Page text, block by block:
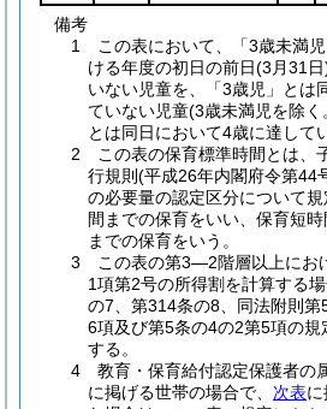
備考
1 この表において、「3歳未満
ける年度の初日の前日(3月31
いない児童を、「3歳児」とは
ていない児童(3歳未満児を除く
とは同日において4歳に達して
2 この表の保育標準時間とは、
行規則(平成26年内閣府令第44
の必要量の認定区分について
間までの保育をいい、保育短
までの保育をいう。
3 この表の第3―2階層以上にお
1項第2号の所得割を計算する
の7、第314条の8、同法附則
6項及び第5条の4の2第5項の規
する。
4 教育・保育給付認定保護者の
に掲げる世帯の場合で、 次表